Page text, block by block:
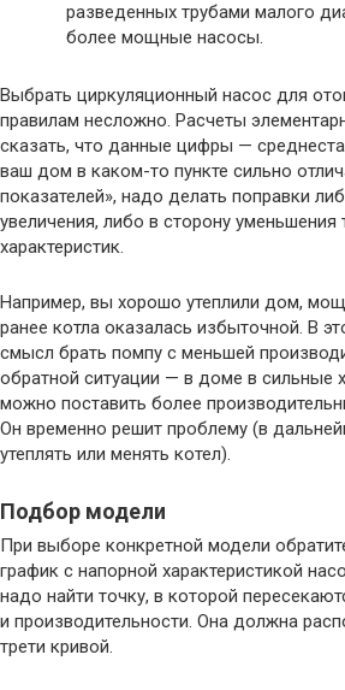
разведенных трубами малого
более мощные насосы.
Выбрать циркуляционный насос для
правилам несложно. Расчеты
сказать, что данные цифры —
ваш дом в каком-то пункте сильно
показателей», надо делать поправки
увеличения, либо в сторону уменьшения
характеристик.
Например, вы хорошо утеплили дом,
ранее котла оказалась избыточной. В
смысл брать помпу с меньшей
обратной ситуации — в доме в сильные
можно поставить более
Он временно решит проблему (в
утеплять или менять котел).
Подбор модели
При выборе конкретной модели
график с напорной характеристикой
надо найти точку, в которой
и производительности. Она должна
трети кривой.